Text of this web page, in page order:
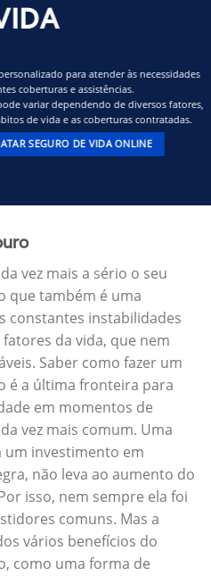
para atender às necessidades
coberturas e assistências.
variar dependendo de diversos fatores,
de vida e as coberturas contratadas.
SEGURO DE VIDA ONLINE
vez mais a sério o seu
que também é uma
constantes instabilidades
da vida, que nem
Saber como fazer um
é a última fronteira para
em momentos de
vez mais comum. Uma
um investimento em
não leva ao aumento do
isso, nem sempre ela foi
comuns. Mas a
vários benefícios do
como uma forma de